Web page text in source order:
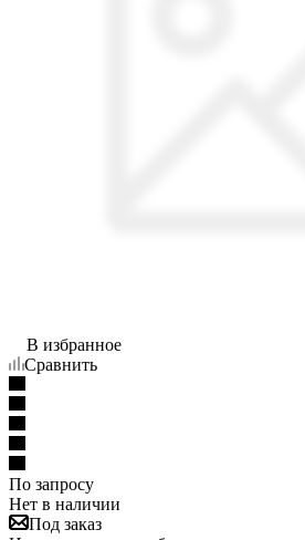
В избранное
Сравнить
По запросу
Нет в наличии
Под заказ